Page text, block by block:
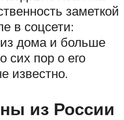
заметкой
в соцсети:
дома и больше
сих пор о его
известно.
из России